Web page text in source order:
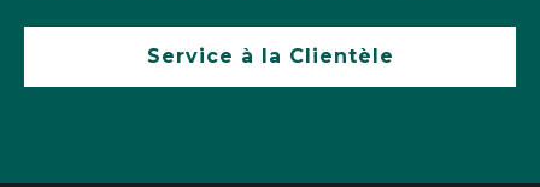
Service à la Clientèle